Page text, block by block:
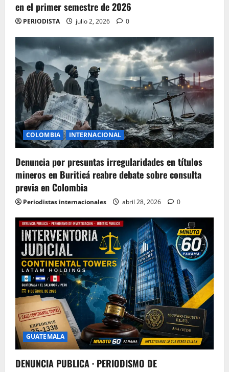
en el primer semestre de 2026
PERIODISTA julio 2, 2026 0
COLOMBIA INTERNACIONAL
Denuncia por presuntas irregularidades en títulos
mineros en Buriticá reabre debate sobre consulta
previa en Colombia
Periodistas internacionales abril 28, 2026 0
GUATEMALA
DENUNCIA PUBLICA · PERIODISMO DE